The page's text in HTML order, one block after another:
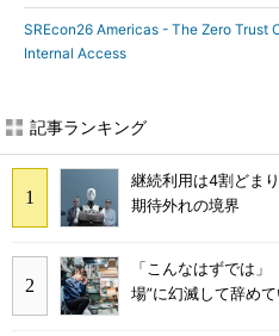
SREcon26 Americas - The Zero Trust
Internal Access
記事ランキング
継続利用は4割どま
期待外れの境界
「こんなはずでは
場”に幻滅して辞めて